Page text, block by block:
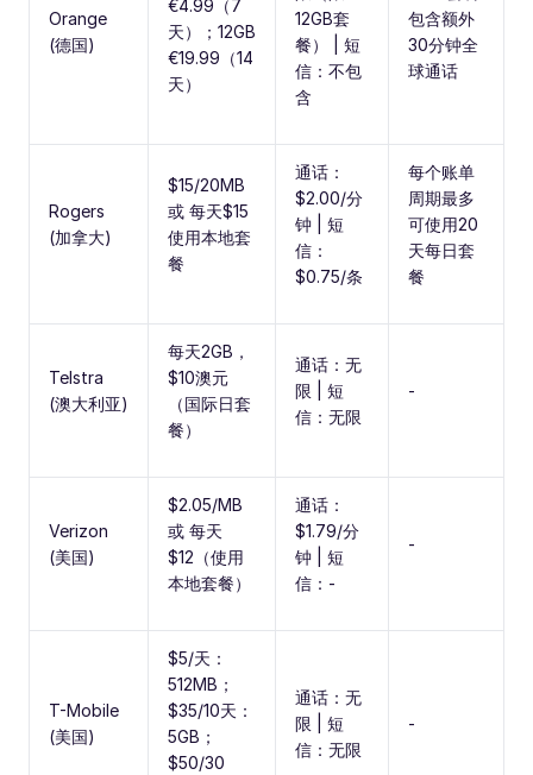
Orange
(德国)
€4.99（7
天）；12GB
€19.99（14
天）
12GB套
餐） | 短
信：不包
含
包含额外
30分钟全
球通话
Rogers
(加拿大)
$15/20MB
或 每天$15
使用本地套
餐
通话：
$2.00/分
钟 | 短
信：
$0.75/条
每个账单
周期最多
可使用20
天每日套
餐
Telstra
(澳大利亚)
每天2GB，
$10澳元
（国际日套
餐）
通话：无
限 | 短
信：无限
-
Verizon
(美国)
$2.05/MB
或 每天
$12（使用
本地套餐）
通话：
$1.79/分
钟 | 短
信：-
-
T-Mobile
(美国)
$5/天：
512MB；
$35/10天：
5GB；
$50/30
通话：无
限 | 短
信：无限
-